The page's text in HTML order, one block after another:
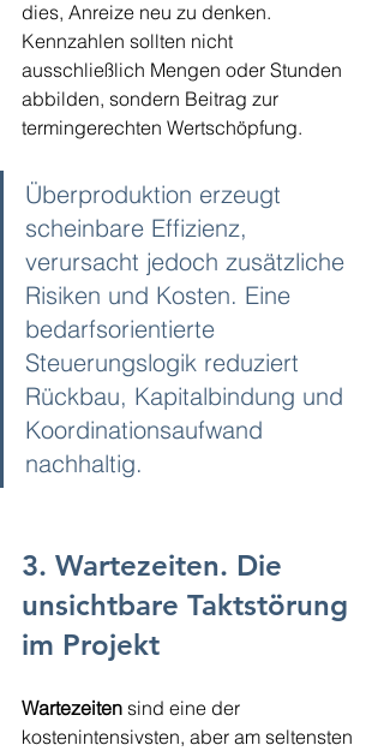
dies, Anreize neu zu denken.
Kennzahlen sollten nicht
ausschließlich Mengen oder Stunden
abbilden, sondern Beitrag zur
termingerechten Wertschöpfung.
Überproduktion erzeugt
scheinbare Effizienz,
verursacht jedoch zusätzliche
Risiken und Kosten. Eine
bedarfsorientierte
Steuerungslogik reduziert
Rückbau, Kapitalbindung und
Koordinationsaufwand
nachhaltig.
3. Wartezeiten. Die
unsichtbare Taktstörung
im Projekt
Wartezeiten sind eine der
kostenintensivsten, aber am seltensten